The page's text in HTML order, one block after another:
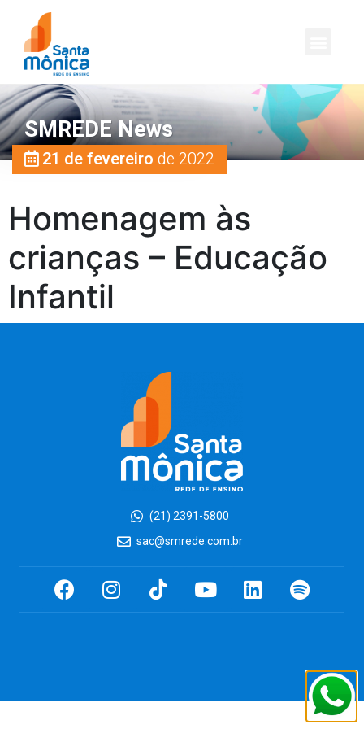
SMREDE News
21 de fevereiro de 2022
Homenagem às
crianças – Educação
Infantil
(21) 2391-5800
sac@smrede.com.br